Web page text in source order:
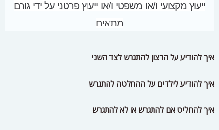
ייעוץ מקצועי ו/או משפטי ו/או ייעוץ פרטני על ידי גורם
מתאים
איך להודיע על הרצון להתגרש לצד השני
איך להודיע לילדים על ההחלטה להתגרש
איך להחליט אם להתגרש או לא להתגרש